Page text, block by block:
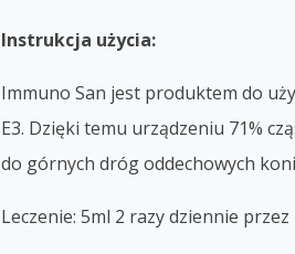
Instrukcja użycia:
Immuno San jest produktem do
E3. Dzięki temu urządzeniu 71%
do górnych dróg oddechowych
Leczenie: 5ml 2 razy dziennie przez